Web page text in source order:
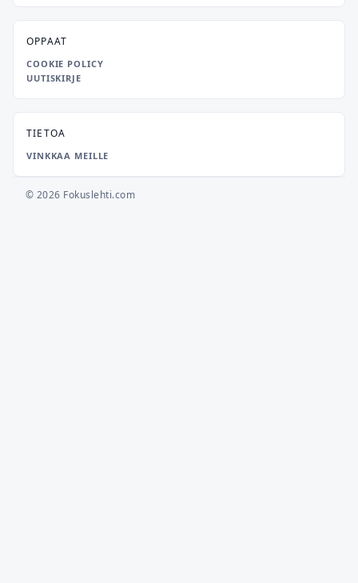
OPPAAT
COOKIE POLICY
UUTISKIRJE
TIETOA
VINKKAA MEILLE
© 2026 Fokuslehti.com